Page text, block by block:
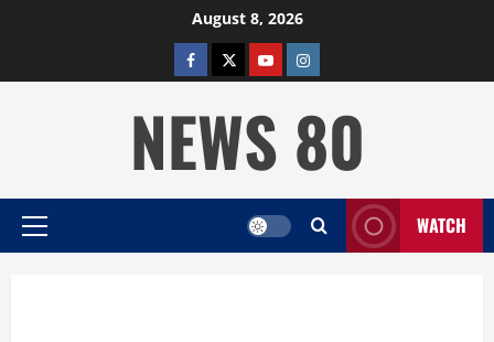
August 8, 2026
facebooktwitterYOUTUBE
instagram
NEWS 80
Primary
WATCH